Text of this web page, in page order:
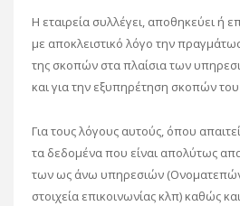
Η εταιρεία συλλέγει, αποθηκεύει ή
με αποκλειστικό λόγο την
της σκοπών στα πλαίσια των
και για την εξυπηρέτηση σκοπών
Για τους λόγους αυτούς, όπου
τα δεδομένα που είναι απολύτως
των ως άνω υπηρεσιών
στοιχεία επικοινωνίας κλπ) καθώς